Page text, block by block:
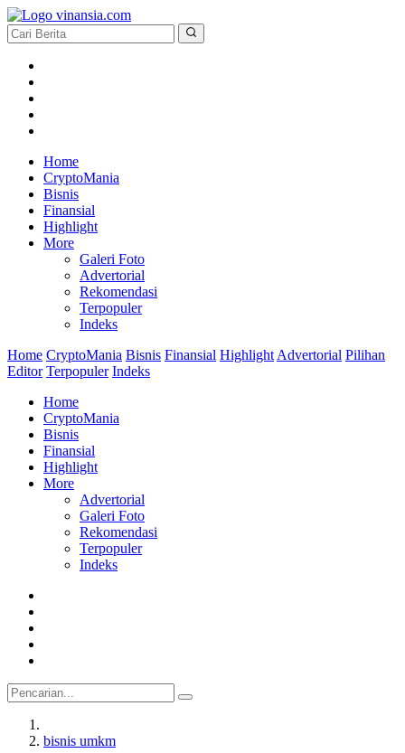
Home
CryptoMania
Bisnis
Finansial
Highlight
More
Galeri Foto
Advertorial
Rekomendasi
Terpopuler
Indeks
Home CryptoMania Bisnis Finansial Highlight Advertorial Pilihan
Editor Terpopuler Indeks
Home
CryptoMania
Bisnis
Finansial
Highlight
More
Advertorial
Galeri Foto
Rekomendasi
Terpopuler
Indeks
bisnis umkm